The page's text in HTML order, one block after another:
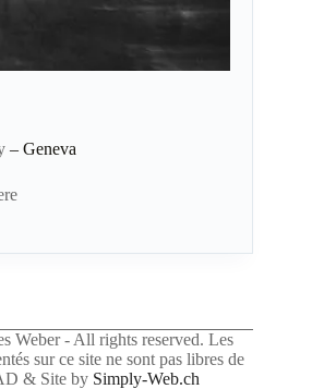
– Geneva
Weber - All rights reserved. Les
sur ce site ne sont pas libres de
& Site by Simply-Web.ch